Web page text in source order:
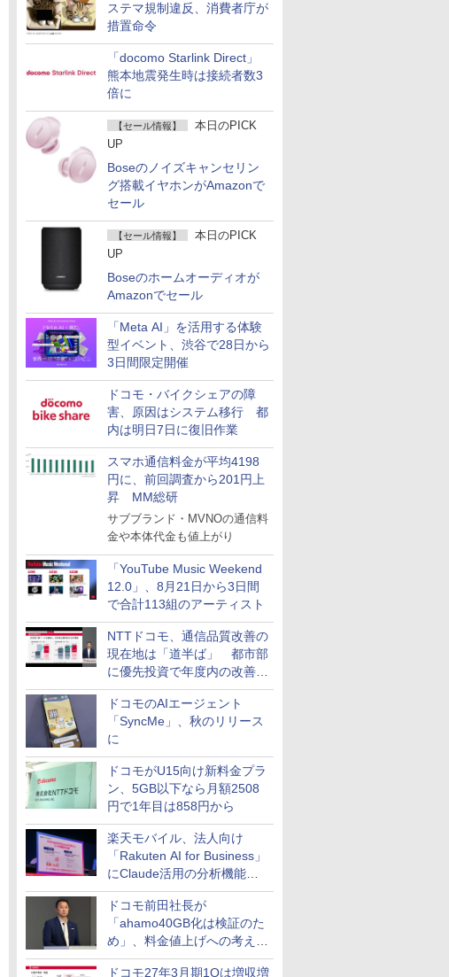
ステマ規制違反、消費者庁が
措置命令
「docomo Starlink Direct」
熊本地震発生時は接続者数3
倍に
【セール情報】
本日のPICK
UP
Boseのノイズキャンセリン
グ搭載イヤホンがAmazonで
セール
【セール情報】
本日のPICK
UP
Boseのホームオーディオが
Amazonでセール
「Meta AI」を活用する体験
型イベント、渋谷で28日から
3日間限定開催
ドコモ・バイクシェアの障
害、原因はシステム移行 都
内は明日7日に復旧作業
スマホ通信料金が平均4198
円に、前回調査から201円上
昇 MM総研
サブブランド・MVNOの通信料
金や本体代金も値上がり
「YouTube Music Weekend
12.0」、8月21日から3日間
で合計113組のアーティスト
NTTドコモ、通信品質改善の
現在地は「道半ば」 都市部
に優先投資で年度内の改善目
指す
ドコモのAIエージェント
「SyncMe」、秋のリリース
に
ドコモがU15向け新料金プラ
ン、5GB以下なら月額2508
円で1年目は858円から
楽天モバイル、法人向け
「Rakuten AI for Business」
にClaude活用の分析機能な
どを追加
ドコモ前田社長が
「ahamo40GB化は検証のた
め」、料金値上げへの考え方
にも言及
ドコモ27年3月期1Qは増収増